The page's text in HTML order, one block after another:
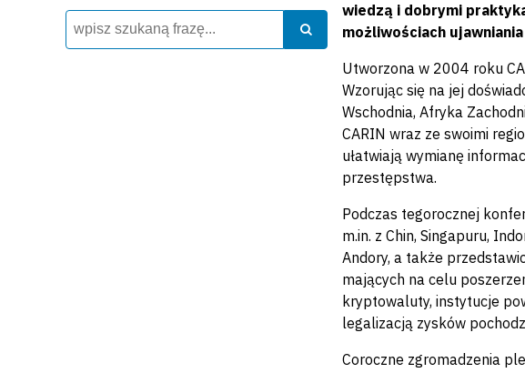
Wyszukiwarka
Szukaj Szukaj
wiedzą i dobrymi
możliwościach
Utworzona w 2004 roku
Wzorując się na jej
Wschodnia, Afryka
CARIN wraz ze swoimi
ułatwiają wymianę
przestępstwa.
Podczas tegorocznej
m.in. z Chin, Singapuru,
Andory, a także
mających na celu
kryptowaluty, instytucje
legalizacją zysków
Coroczne zgromadzenia